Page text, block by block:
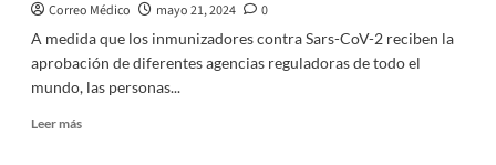
Correo Médico mayo 21, 2024
0
A medida que los inmunizadores contra Sars-CoV-2 reciben la
aprobación de diferentes agencias reguladoras de todo el
mundo, las personas...
Leer másLeer